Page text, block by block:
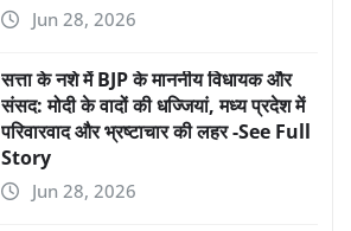
Jun 28, 2026
सत्ता के नशे में BJP के माननीय विधायक और
संसद: मोदी के वादों की धज्जियां, मध्य प्रदेश में
परिवारवाद और भ्रष्टाचार की लहर -See Full
Story
Jun 28, 2026